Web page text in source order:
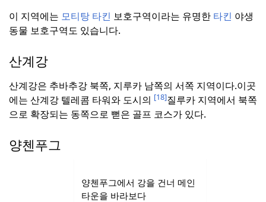
이 지역에는 모티탕 타킨 보호구역이라는 유명한 타킨 야생
동물 보호구역도 있습니다.
산계강
산계강은 추바추강 북쪽, 지루카 남쪽의 서쪽 지역이다.이곳
에는 산계강 텔레콤 타워와 도시의 [18]질루카 지역에서 북쪽
으로 확장되는 동쪽으로 뻗은 골프 코스가 있다.
양첸푸그
양첸푸그에서 강을 건너 메인
타운을 바라보다